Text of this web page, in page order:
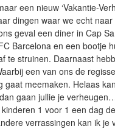
een nieuw ‘Vakantie-
dingen waar we echt
geval een diner in Cap
Barcelona en een bootje
te struinen. Daarnaast
een van ons de
gaat meemaken. Helaas
gaan jullie je
1 voor 1 een dag
verrassingen kan ik je